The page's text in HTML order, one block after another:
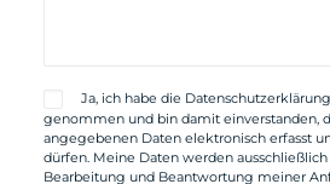
Ja, ich habe die Datenschutzerklärung
genommen und bin damit einverstanden,
angegebenen Daten elektronisch erfasst
dürfen. Meine Daten werden
Bearbeitung und Beantwortung meiner